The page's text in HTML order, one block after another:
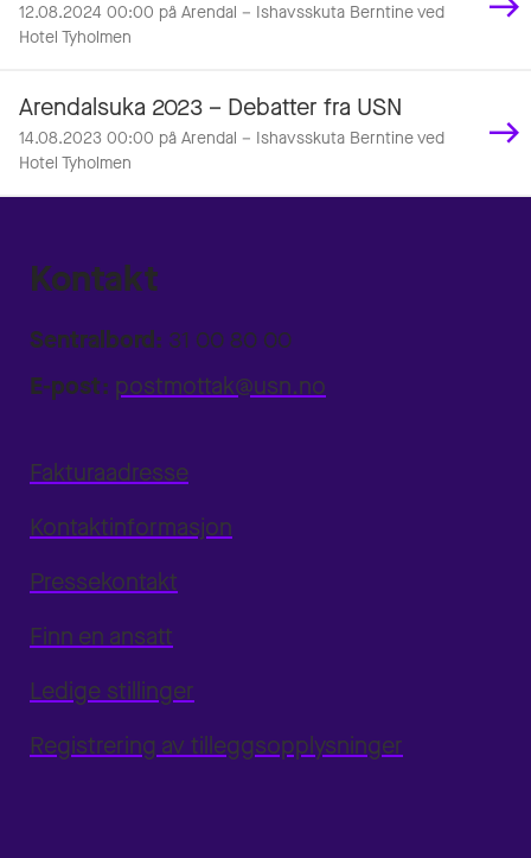
12.08.2024 00:00 på Arendal – Ishavsskuta Berntine ved
Hotel Tyholmen
Arendalsuka 2023 – Debatter fra USN
14.08.2023 00:00 på Arendal – Ishavsskuta Berntine ved
Hotel Tyholmen
Kontakt
Sentralbord: 31 00 80 00
E-post: postmottak@usn.no
Fakturaadresse
Kontaktinformasjon
Pressekontakt
Finn en ansatt
Ledige stillinger
Registrering av tilleggsopplysninger